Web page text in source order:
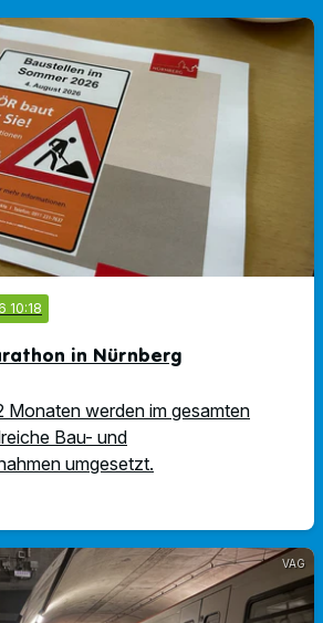
10:18
in Nürnberg
Monaten werden im gesamten
Bau- und
umgesetzt.
VAG